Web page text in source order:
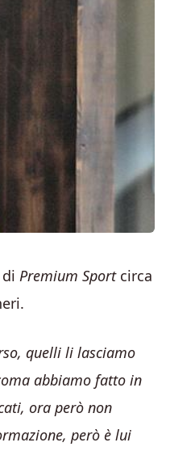
Premium Sport circa
quelli li lasciamo
abbiamo fatto in
ora però non
però è lui